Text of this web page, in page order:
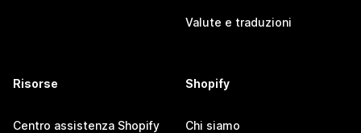
Valute e traduzioni
Risorse
Centro assistenza Shopify
Shopify
Chi siamo